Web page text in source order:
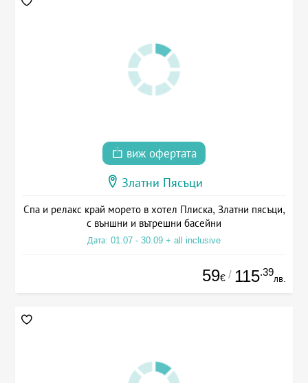
виж офертата
Златни Пясъци
Спа и релакс край морето в хотел Плиска, Златни пясъци,
с външни и вътрешни басейни
Дата: 01.07 - 30.09 + all inclusive
59€ / 115.39
лв.